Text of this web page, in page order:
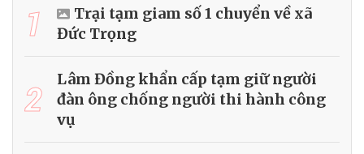
1
Trại tạm giam số 1 chuyển về xã
Đức Trọng
2
Lâm Đồng khẩn cấp tạm giữ người
đàn ông chống người thi hành công
vụ